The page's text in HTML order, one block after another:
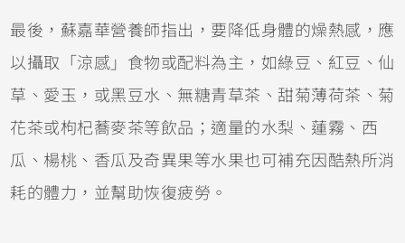
最後，蘇嘉華營養師指出，要降低身體的燥熱感，應
以攝取「涼感」食物或配料為主，如綠豆、紅豆、仙
草、愛玉，或黑豆水、無糖青草茶、甜菊薄荷茶、菊
花茶或枸杞蕎麥茶等飲品；適量的水梨、蓮霧、西
瓜、楊桃、香瓜及奇異果等水果也可補充因酷熱所消
耗的體力，並幫助恢復疲勞。